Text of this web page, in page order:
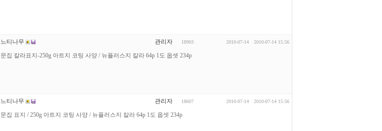
느티나무 관리자 18903 2010-07-14 2010-07-14 15:56
문집 칼라표지-250g 아트지 코팅 사양 / 뉴플러스지 칼라 64p 1도 옵셋 234p
느티나무 관리자 18607 2010-07-14 2010-07-14 15:56
문집 표지 / 250g 아트지 코팅 사양 / 뉴플러스지 칼라 64p 1도 옵셋 234p